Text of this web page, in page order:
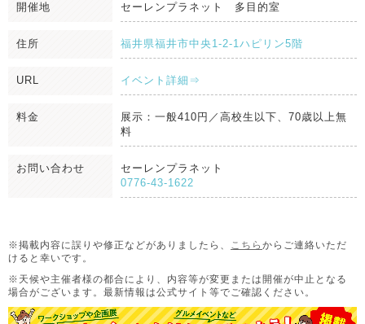
開催地 セーレンプラネット 多目的室
住所 福井県福井市中央1-2-1ハピリン5階
URL イベント詳細⇒
料金
展示：一般410円／高校生以下、70歳以上無
料
お問い合わせ
セーレンプラネット
0776-43-1622
※掲載内容に誤りや修正などがありましたら、 こちら からご連絡いただ
けると幸いです。
※天候や主催者様の都合により、内容等が変更または開催が中止となる
場合がございます。 最新情報は公式サイト等でご確認ください。